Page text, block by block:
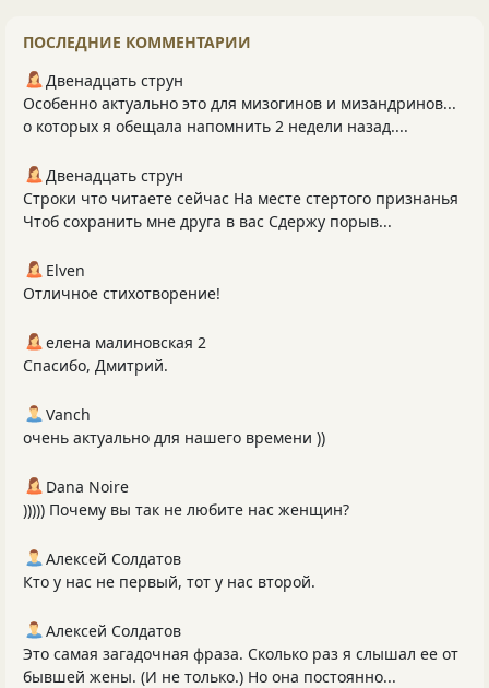
ПОСЛЕДНИЕ КОММЕНТАРИИ
Двенадцать струн
Особенно актуально это для мизогинов и мизандринов...
о которых я обещала напомнить 2 недели назад....
Двенадцать струн
Строки что читаете сейчас На месте стертого признанья
Чтоб сохранить мне друга в вас Сдержу порыв...
Elven
Отличное стихотворение!
елена малиновская 2
Спасибо, Дмитрий.
Vanch
очень актуально для нашего времени ))
Dana Noire
))))) Почему вы так не любите нас женщин?
Алексей Солдатов
Кто у нас не первый, тот у нас второй.
Алексей Солдатов
Это самая загадочная фраза. Сколько раз я слышал ее от
бывшей жены. (И не только.) Но она постоянно...